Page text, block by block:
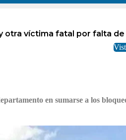
otra víctima fatal por falta de
en sumarse a los